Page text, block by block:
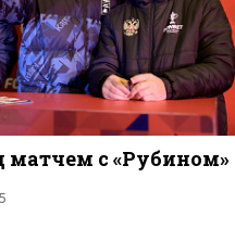
матчем с «Рубином»